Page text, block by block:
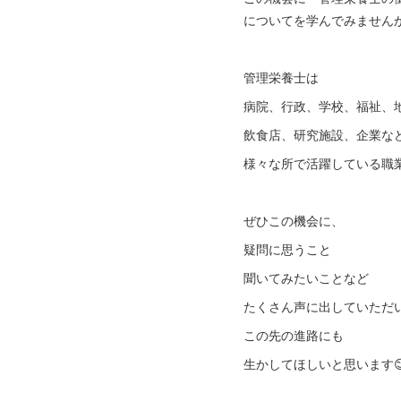
についてを学んでみません
管理栄養士は
病院、行政、学校、福祉、
飲食店、研究施設、企業な
様々な所で活躍している職
ぜひこの機会に、
疑問に思うこと
聞いてみたいことなど
たくさん声に出していただ
この先の進路にも
生かしてほしいと思います